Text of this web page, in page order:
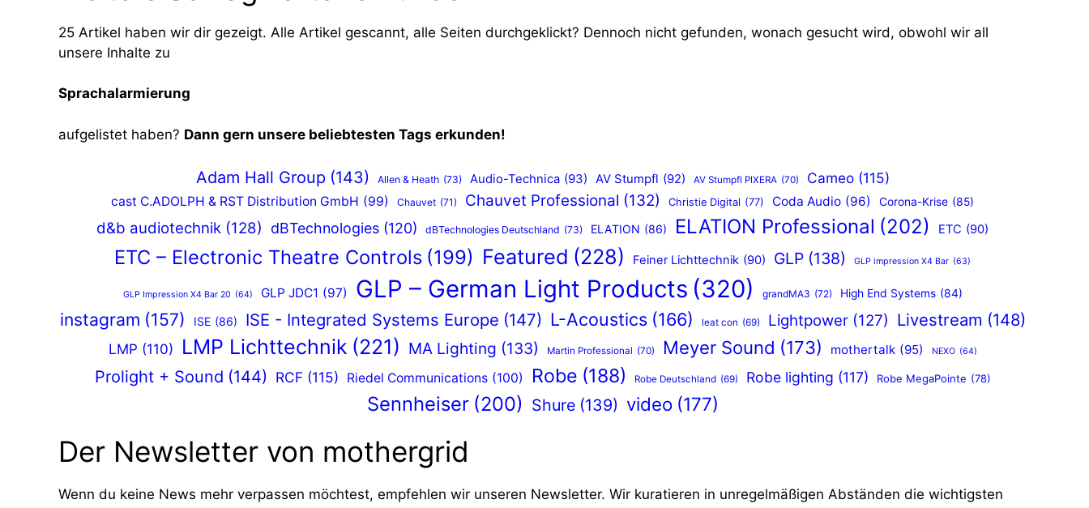
25 Artikel haben wir dir gezeigt. Alle Artikel gescannt, alle Seiten durchgeklickt? Dennoch nicht gefunden, wonach gesucht wird, obwohl wir all
unsere Inhalte zu
Sprachalarmierung
aufgelistet haben? Dann gern unsere beliebtesten Tags erkunden!
Adam Hall Group (143) Allen & Heath (73) Audio-Technica (93) AV Stumpfl (92) AV Stumpfl PIXERA (70) Cameo (115)
cast C.ADOLPH & RST Distribution GmbH (99) Chauvet (71) Chauvet Professional (132) Christie Digital (77) Coda Audio (96) Corona-Krise (85)
d&b audiotechnik (128) dBTechnologies (120) dBTechnologies Deutschland (73) ELATION (86) ELATION Professional (202) ETC (90)
ETC – Electronic Theatre Controls (199) Featured (228) Feiner Lichttechnik (90) GLP (138) GLP impression X4 Bar (63)
GLP Impression X4 Bar 20 (64) GLP JDC1 (97) GLP – German Light Products (320) grandMA3 (72) High End Systems (84)
instagram (157) ISE (86) ISE - Integrated Systems Europe (147) L-Acoustics (166) leat con (69) Lightpower (127) Livestream (148)
LMP (110) LMP Lichttechnik (221) MA Lighting (133) Martin Professional (70) Meyer Sound (173) mothertalk (95) NEXO (64)
Prolight + Sound (144) RCF (115) Riedel Communications (100) Robe (188) Robe Deutschland (69) Robe lighting (117) Robe MegaPointe (78)
Sennheiser (200) Shure (139) video (177)
Der Newsletter von mothergrid
Wenn du keine News mehr verpassen möchtest, empfehlen wir unseren Newsletter. Wir kuratieren in unregelmäßigen Abständen die wichtigsten